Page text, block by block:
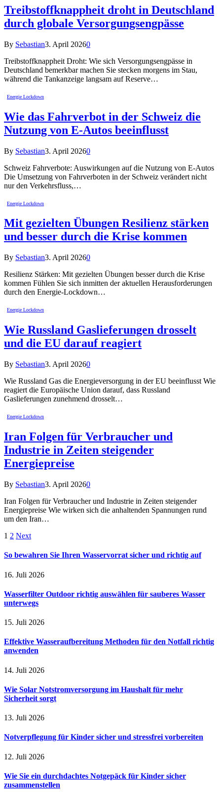
Treibstoffknappheit droht in Deutschland
durch globale Versorgungsengpässe
By Sebastian3. April 20260
Treibstoffknappheit Droht: Wie sich Versorgungsengpässe in
Deutschland bemerkbar machen Sie stecken morgens im Stau,
während die Tankanzeige langsam auf Reserve…
Energie Lockdown
Wie das Fahrverbot in der Schweiz die
Nutzung von E-Autos beeinflusst
By Sebastian3. April 20260
Schweiz Fahrverbote: Auswirkungen auf die Nutzung von E-Autos
Die Umsetzung von Fahrverboten in der Schweiz verändert nicht
nur den Verkehrsfluss,…
Energie Lockdown
Mit gezielten Übungen Resilienz stärken
und besser durch die Krise kommen
By Sebastian3. April 20260
Resilienz Stärken: Mit gezielten Übungen besser durch die Krise
kommen Fühlen Sie sich inmitten der aktuellen Herausforderungen
durch den Energie-Lockdown…
Energie Lockdown
Wie Russland Gaslieferungen drosselt
und die EU darauf reagiert
By Sebastian3. April 20260
Wie Russland Gas die Energieversorgung in der EU beeinflusst Wie
reagiert die Europäische Union darauf, dass Russland
Gaslieferungen zunehmend drosselt…
Energie Lockdown
Iran Folgen für Verbraucher und
Industrie in Zeiten steigender
Energiepreise
By Sebastian3. April 20260
Iran Folgen für Verbraucher und Industrie in Zeiten steigender
Energiepreise Wie wirken sich die anhaltenden Spannungen rund
um den Iran…
1 2 Next
So bewahren Sie Ihren Wasservorrat sicher und richtig auf
16. Juli 2026
Wasserfilter Outdoor richtig auswählen für sauberes Wasser
unterwegs
15. Juli 2026
Effektive Wasseraufbereitung Methoden für den Notfall richtig
anwenden
14. Juli 2026
Wie Solar Notstromversorgung im Haushalt für mehr
Sicherheit sorgt
13. Juli 2026
Notverpflegung für Kinder sicher und stressfrei vorbereiten
12. Juli 2026
Wie Sie ein durchdachtes Notgepäck für Kinder sicher
zusammenstellen